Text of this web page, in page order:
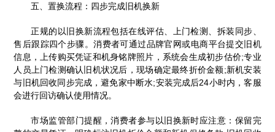
五、置换流程：四步完成旧机换新
正规的以旧换新流程包括在线评估、上门检测、拆装同步、
售后跟踪四个步骤。消费者可通过品牌官网或电商平台提交旧机
信息，上传购买凭证和机身铭牌照片，系统会生成初步估价;专业
人员上门检测确认旧机状况后，现场确定最终折价金额;新机安装
与旧机回收同步完成，避免家中断水;安装完成后24小时内，客服
会进行回访确认使用情况。
市场监管部门提醒，消费者参与以旧换新时应注意：保留完